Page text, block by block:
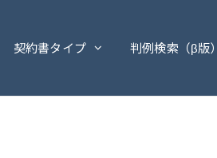
契約書タイプ 判例検索（β版）